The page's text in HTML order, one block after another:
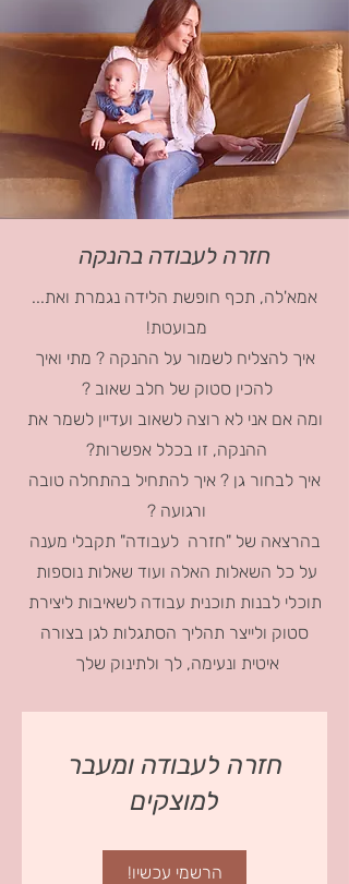
חזרה לעבודה בהנקה
אמא'לה, תכף חופשת הלידה נגמרת ואת...
מבועטת!
איך להצליח לשמור על ההנקה ? מתי ואיך
להכין סטוק של חלב שאוב ?
ומה אם אני לא רוצה לשאוב ועדיין לשמר את
ההנקה, זו בכלל אפשרות?
איך לבחור גן ? איך להתחיל בהתחלה טובה
ורגועה ?
בהרצאה של "חזרה לעבודה" תקבלי מענה
על כל השאלות האלה ועוד שאלות נוספות
תוכלי לבנות תוכנית עבודה לשאיבות ליצירת
סטוק ולייצר תהליך הסתגלות לגן בצורה
איטית ונעימה, לך ולתינוק שלך
חזרה לעבודה ומעבר
למוצקים
הרשמי עכשיו!